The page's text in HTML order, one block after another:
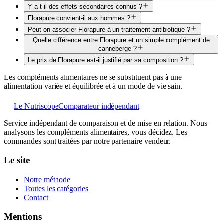
Y a-t-il des effets secondaires connus ?
Florapure convient-il aux hommes ?
Peut-on associer Florapure à un traitement antibiotique ?
Quelle différence entre Florapure et un simple complément de
canneberge ?
Le prix de Florapure est-il justifié par sa composition ?
Les compléments alimentaires ne se substituent pas à une
alimentation variée et équilibrée et à un mode de vie sain.
Le NutriscopeComparateur indépendant
Service indépendant de comparaison et de mise en relation. Nous
analysons les compléments alimentaires, vous décidez. Les
commandes sont traitées par notre partenaire vendeur.
Le site
Notre méthode
Toutes les catégories
Contact
Mentions